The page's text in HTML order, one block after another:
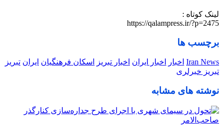
لینک کوتاه :
https://qalampress.ir/?p=2475
برچسب ها
Iran News اخبار اخبار ایران اخبار تبریز اسکان فرهنگیان ایران تبریز
تبریز خبرلری
نوشته های مشابه